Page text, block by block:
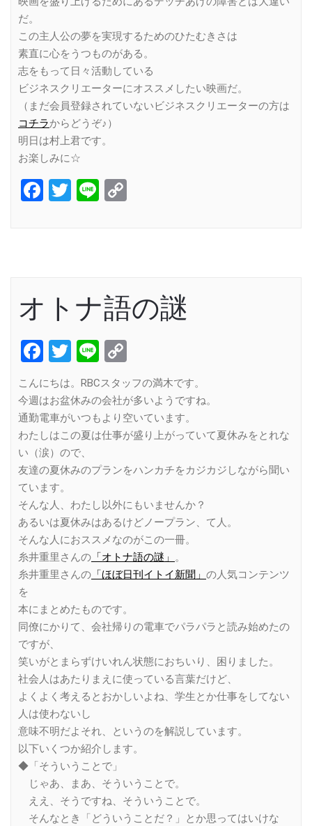
だ。
この主人公の夢を実現するためのひたむきさは
素直に心をうつものがある。
志をもって日々活動している
ビジネスクリエーターにオススメしたい映画だ。
（まだ会員登録されていないビジネスクリエーターの方は
コチラからどうぞ♪）
明日は村上君です。
お楽しみに☆
Facebook
Twitter
Line
オトナ語の謎
Facebook
Twitter
Line
Link
こんにちは。RBCスタッフの満木です。
今週はお盆休みの会社が多いようですね。
通勤電車がいつもより空いています。
わたしはこの夏は仕事が盛り上がっていて夏休みをとれな
い（涙）ので、
友達の夏休みのプランをハンカチをカジカジしながら聞い
ています。
そんな人、わたし以外にもいませんか？
あるいは夏休みはあるけどノープラン、て人。
そんな人におススメなのがこの一冊。
糸井重里さんの 「オトナ語の謎」 。
糸井重里さんの 「ほぼ日刊イトイ新聞」 の人気コンテンツ
を
本にまとめたものです。
同僚にかりて、会社帰りの電車でパラパラと読み始めたの
ですが、
笑いがとまらずけいれん状態におちいり、困りました。
社会人はあたりまえに使っている言葉だけど、
よくよく考えるとおかしいよね、学生とか仕事をしてない
人は使わないし
意味不明だよそれ、というのを解説しています。
以下いくつか紹介します。
◆「そういうことで」
じゃあ、まあ、そういうことで。
ええ、そうですね、そういうことで。
そんなとき「どういうことだ？」とか思ってはいけな